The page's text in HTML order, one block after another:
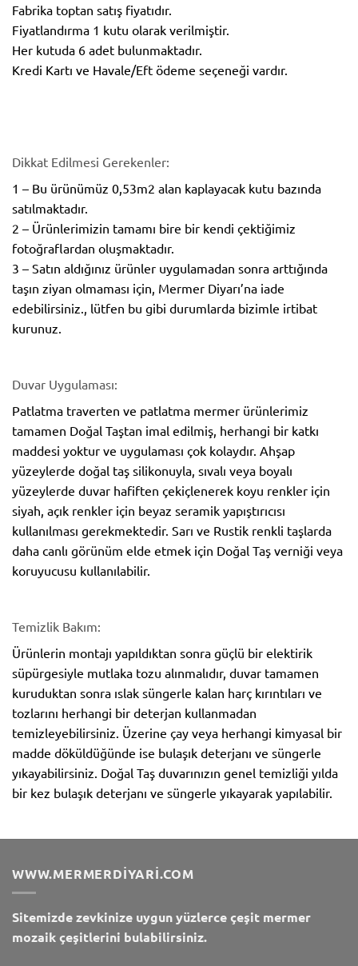
Fabrika toptan satış fiyatıdır.
Fiyatlandırma 1 kutu olarak verilmiştir.
Her kutuda 6 adet bulunmaktadır.
Kredi Kartı ve Havale/Eft ödeme seçeneği vardır.
Dikkat Edilmesi Gerekenler:
1 – Bu ürünümüz 0,53m2 alan kaplayacak kutu bazında
satılmaktadır.
2 – Ürünlerimizin tamamı bire bir kendi çektiğimiz
fotoğraflardan oluşmaktadır.
3 – Satın aldığınız ürünler uygulamadan sonra arttığında
taşın ziyan olmaması için, Mermer Diyarı’na iade
edebilirsiniz., lütfen bu gibi durumlarda bizimle irtibat
kurunuz.
Duvar Uygulaması:
Patlatma traverten ve patlatma mermer ürünlerimiz
tamamen Doğal Taştan imal edilmiş, herhangi bir katkı
maddesi yoktur ve uygulaması çok kolaydır. Ahşap
yüzeylerde doğal taş silikonuyla, sıvalı veya boyalı
yüzeylerde duvar hafiften çekiçlenerek koyu renkler için
siyah, açık renkler için beyaz seramik yapıştırıcısı
kullanılması gerekmektedir. Sarı ve Rustik renkli taşlarda
daha canlı görünüm elde etmek için Doğal Taş verniği veya
koruyucusu kullanılabilir.
Temizlik Bakım:
Ürünlerin montajı yapıldıktan sonra güçlü bir elektirik
süpürgesiyle mutlaka tozu alınmalıdır, duvar tamamen
kuruduktan sonra ıslak süngerle kalan harç kırıntıları ve
tozlarını herhangi bir deterjan kullanmadan
temizleyebilirsiniz. Üzerine çay veya herhangi kimyasal bir
madde döküldüğünde ise bulaşık deterjanı ve süngerle
yıkayabilirsiniz. Doğal Taş duvarınızın genel temizliği yılda
bir kez bulaşık deterjanı ve süngerle yıkayarak yapılabilir.
WWW.MERMERDIYARI.COM
Sitemizde zevkinize uygun yüzlerce çeşit mermer
mozaik çeşitlerini bulabilirsiniz.